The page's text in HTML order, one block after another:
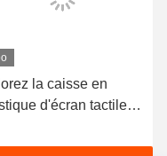
la caisse en
d'écran tactile
pression se tenante